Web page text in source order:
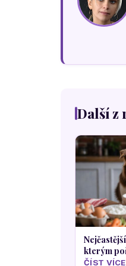
Další z
kterým
ČÍST